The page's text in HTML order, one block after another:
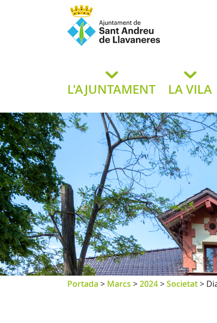
de
L'AJUNTAMENT LA VILA
Portada > Marcs >2024>Societat>